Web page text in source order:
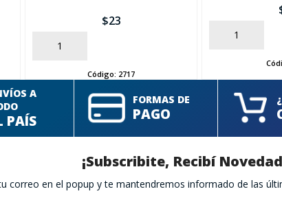
$23
AÑADIR
Código: 2717
AÑADIR
A
PAÍS
FORMAS DE
PAGO
¡Subscribite, Recibí
correo en el popup y te mantendremos informado de las